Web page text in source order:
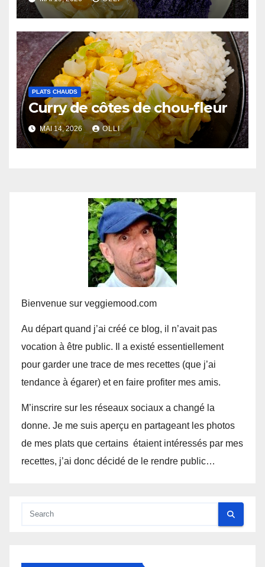
PLATS CHAUDS
Curry de côtes de chou-fleur
MAI 14, 2026 OLLI
Bienvenue sur veggiemood.com
Au départ quand j’ai créé ce blog, il n’avait pas
vocation à être public. Il a existé essentiellement
pour garder une trace de mes recettes (que j’ai
tendance à égarer) et en faire profiter mes amis.
M’inscrire sur les réseaux sociaux a changé la
donne. Je me suis aperçu en partageant les photos
de mes plats que certains étaient intéressés par mes
recettes, j’ai donc décidé de le rendre public…